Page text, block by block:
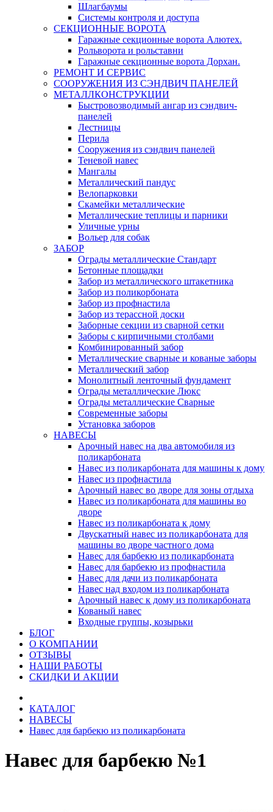
Шлагбаумы
Системы контроля и доступа
СЕКЦИОННЫЕ ВОРОТА
Гаражные секционные ворота Алютех.
Рольворота и рольставни
Гаражные секционные ворота Дорхан.
РЕМОНТ И СЕРВИС
СООРУЖЕНИЯ ИЗ СЭНДВИЧ ПАНЕЛЕЙ
МЕТАЛЛКОНСТРУКЦИИ
Быстровозводимый ангар из сэндвич-
панелей
Лестницы
Перила
Сооружения из сэндвич панелей
Теневой навес
Мангалы
Металлический пандус
Велопарковки
Скамейки металлические
Металлические теплицы и парники
Уличные урны
Вольер для собак
ЗАБОР
Ограды металлические Стандарт
Бетонные площадки
Забор из металлического штакетника
Забор из поликорбоната
Забор из профнастила
Забор из терассной доски
Заборные секции из сварной сетки
Заборы с кирпичными столбами
Комбинированный забор
Металлические сварные и кованые заборы
Металлический забор
Монолитный ленточный фундамент
Ограды металлические Люкс
Ограды металлические Сварные
Современные заборы
Установка заборов
НАВЕСЫ
Арочный навес на два автомобиля из
поликарбоната
Навес из поликарбоната для машины к дому
Навес из профнастила
Арочный навес во дворе для зоны отдыха
Навес из поликарбоната для машины во
дворе
Навес из поликарбоната к дому
Двускатный навес из поликарбоната для
машины во дворе частного дома
Навес для барбекю из поликарбоната
Навес для барбекю из профнастила
Навес для дачи из поликарбоната
Навес над входом из поликарбоната
Арочный навес к дому из поликарбоната
Кованый навес
Входные группы, козырьки
БЛОГ
О КОМПАНИИ
ОТЗЫВЫ
НАШИ РАБОТЫ
СКИДКИ И АКЦИИ
КАТАЛОГ
НАВЕСЫ
Навес для барбекю из поликарбоната
Навес для барбекю №1